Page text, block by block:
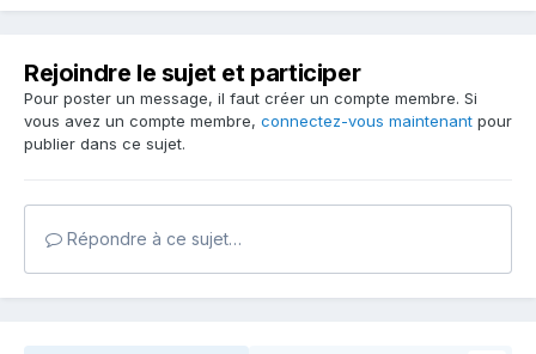
Rejoindre le sujet et participer
Pour poster un message, il faut créer un compte membre. Si
vous avez un compte membre, connectez-vous maintenant pour
publier dans ce sujet.
Répondre à ce sujet…